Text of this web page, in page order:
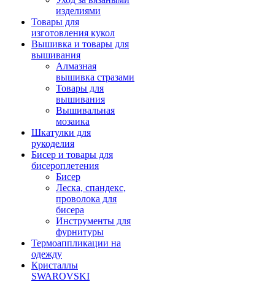
изделиями
Товары для
изготовления кукол
Вышивка и товары для
вышивания
Алмазная
вышивка стразами
Товары для
вышивания
Вышивальная
мозаика
Шкатулки для
рукоделия
Бисер и товары для
бисероплетения
Бисер
Леска, спандекс,
проволока для
бисера
Инструменты для
фурнитуры
Термоаппликации на
одежду
Кристаллы
SWAROVSKI